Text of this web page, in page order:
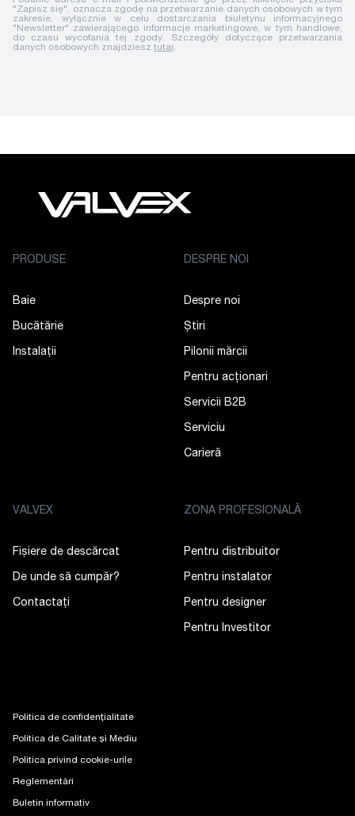
"Zapisz się", oznacza zgodę na przetwarzanie danych osobowych w tym
zakresie, wyłącznie w celu dostarczania biuletynu informacyjnego
"Newsletter" zawierającego informacje marketingowe, w tym handlowe,
do czasu wycofania tej zgody. Szczegóły dotyczące przetwarzania
danych osobowych znajdziesz tutaj.
PRODUSE
Baie
Bucătărie
Instalații
DESPRE NOI
Despre noi
Știri
Pilonii mărcii
Pentru acționari
Servicii B2B
Serviciu
Carieră
VALVEX
Fișiere de descărcat
De unde să cumpăr?
Contactaţi
ZONA PROFESIONALĂ
Pentru distribuitor
Pentru instalator
Pentru designer
Pentru Investitor
Politica de confidențialitate
Politica de Calitate și Mediu
Politica privind cookie-urile
Reglementări
Buletin informativ